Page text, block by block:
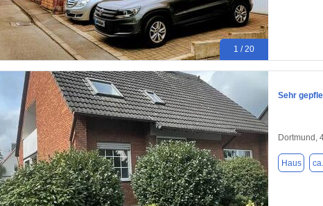
1 / 20
Sehr
Dortmund,
Haus